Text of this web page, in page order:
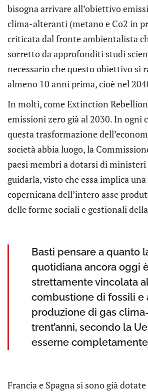
bisogna arrivare all’obiettivo
clima-alteranti (metano e Co2 in
criticata dal fronte ambientalista
sorretto da approfonditi studi
necessario che questo obiettivo si
almeno 10 anni prima, cioè nel
In molti, come Extinction
emissioni zero già al 2030. In ogni
questa trasformazione
società abbia luogo, la
paesi membri a dotarsi di ministeri
guidarla, visto che essa implica
copernicana dell’intero asse
delle forme sociali e gestionali
Basti pensare a quanto
quotidiana ancora oggi
strettamente vincolata
combustione di fossili e
produzione di gas
trent’anni, secondo la
esserne
Francia e Spagna si sono già